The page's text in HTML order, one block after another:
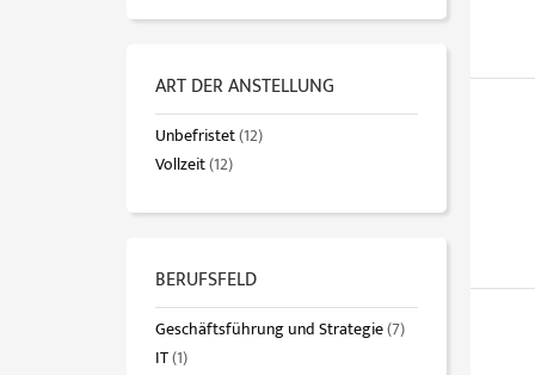
ART DER ANSTELLUNG
Unbefristet(12)
Vollzeit(12)
BERUFSFELD
Geschäftsführung und Strategie(7)
IT(1)